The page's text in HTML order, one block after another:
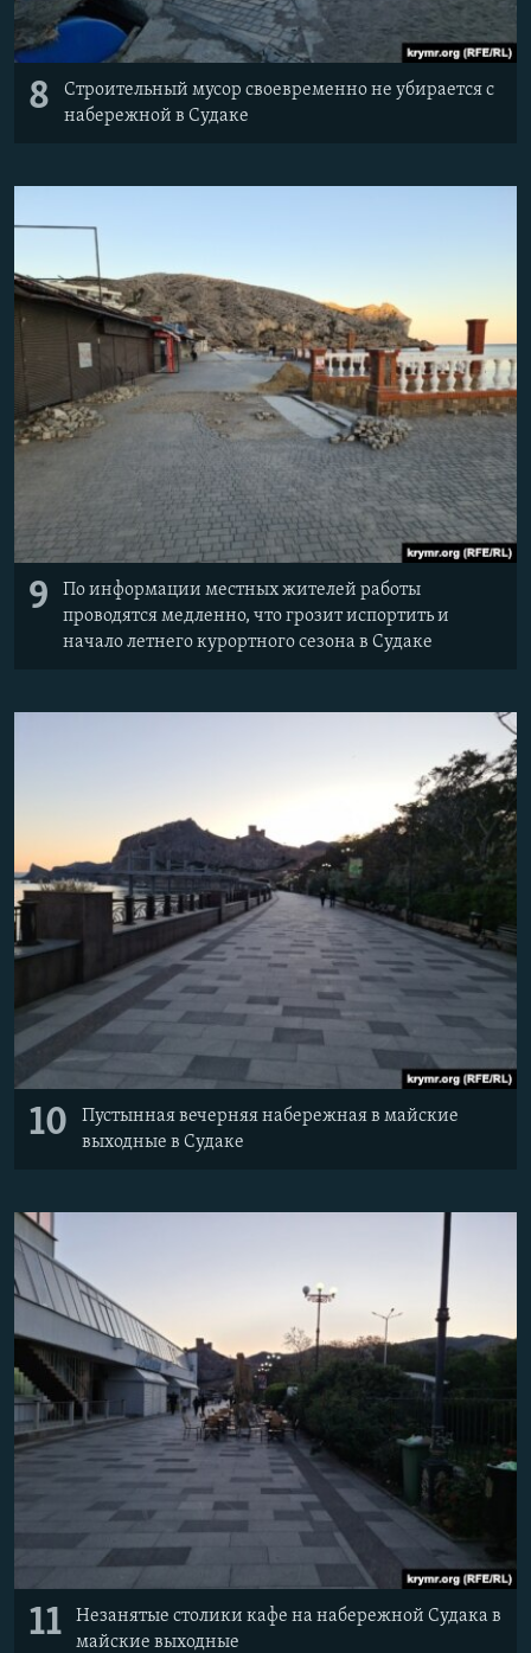
8
Строительный мусор своевременно не убирается с
набережной в Судаке
9
По информации местных жителей работы
проводятся медленно, что грозит испортить и
начало летнего курортного сезона в Судаке
10
Пустынная вечерняя набережная в майские
выходные в Судаке
11
Незанятые столики кафе на набережной Судака в
майские выходные